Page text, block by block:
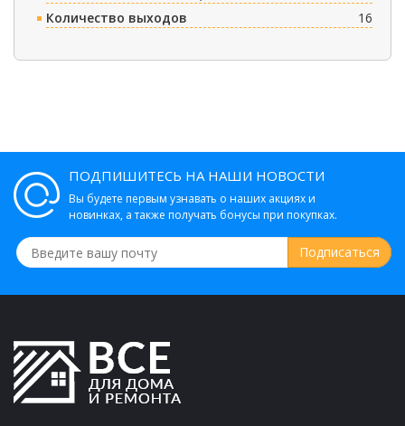
Количество выходов
16
ПОДПИШИТЕСЬ НА НАШИ НОВОСТИ
Вы будете первым узнавать о наших акциях и
новинках, а также получать бонусы при покупках.